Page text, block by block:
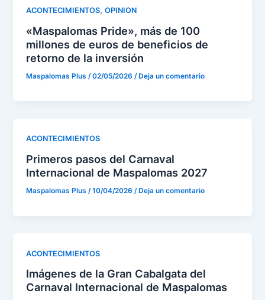
ACONTECIMIENTOS,OPINION
«Maspalomas Pride», más de 100
millones de euros de beneficios de
retorno de la inversión
Maspalomas Plus /02/05/2026 /Deja un comentario
ACONTECIMIENTOS
Primeros pasos del Carnaval
Internacional de Maspalomas 2027
Maspalomas Plus/10/04/2026/ Deja un comentario
ACONTECIMIENTOS
Imágenes de la Gran Cabalgata del
Carnaval Internacional de Maspalomas